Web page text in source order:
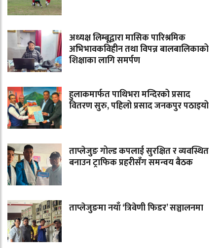
अध्यक्ष लिम्बूद्वारा मासिक पारिश्रमिक
अभिभावकविहीन तथा विपन्न बालबालिकाको
शिक्षाका लागि समर्पण
हुलाकमार्फत पाथिभरा मन्दिरको प्रसाद
वितरण सुरु, पहिलो प्रसाद जनकपुर पठाइयो
ताप्लेजुङ गोल्ड कपलाई सुरक्षित र व्यवस्थित
बनाउन ट्राफिक प्रहरीसँग समन्वय बैठक
ताप्लेजुङमा नयाँ ‘त्रिवेणी फिडर’ सञ्चालनमा